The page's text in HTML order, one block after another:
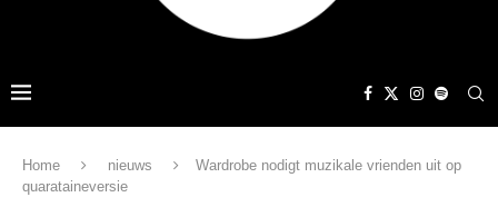
Home nieuws
Wardrobe nodigt muzikale vrienden uit op
quarataineversie